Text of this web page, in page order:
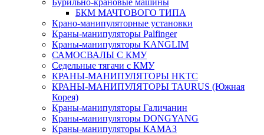
Бурильно-крановые машины
БКМ МАЧТОВОГО ТИПА
Крано-манипуляторные установки
Краны-манипуляторы Palfinger
Краны-манипуляторы KANGLIM
САМОСВАЛЫ С КМУ
Седельные тягачи с КМУ
КРАНЫ-МАНИПУЛЯТОРЫ HKTC
КРАНЫ-МАНИПУЛЯТОРЫ TAURUS (Южная
Корея)
Краны-манипуляторы Галичанин
Краны-манипуляторы DONGYANG
Краны-манипуляторы КАМАЗ